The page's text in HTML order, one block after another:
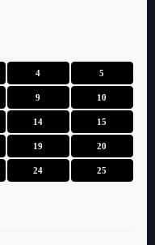
4 5
9 10
14 15
19 20
24 25